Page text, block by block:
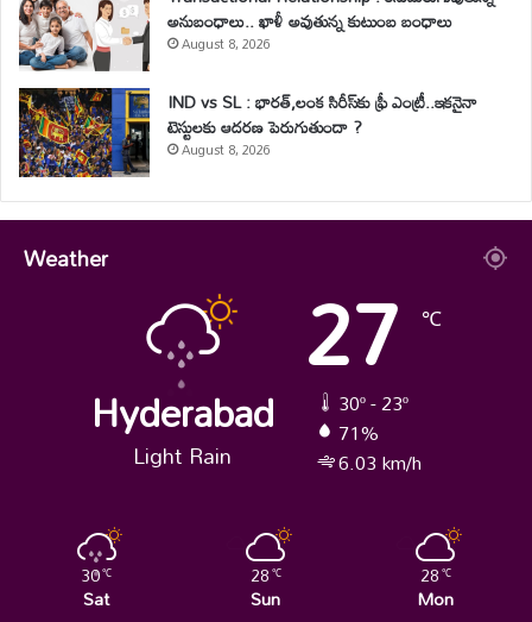
అనుబంధాలు.. ఖాళీ అవుతున్న కుటుంబ బంధాలు
August 8, 2026
IND vs SL : భారత్,లంక సిరీస్‌కు ఫ్రీ ఎంట్రీ..ఇకనైనా
టెస్టులకు ఆదరణ పెరుగుతుందా ?
August 8, 2026
Weather
Hyderabad
Light Rain
27 ℃
30º - 23º
71%
6.03 km/h
30℃
Sat
28℃
Sun
28℃
Mon